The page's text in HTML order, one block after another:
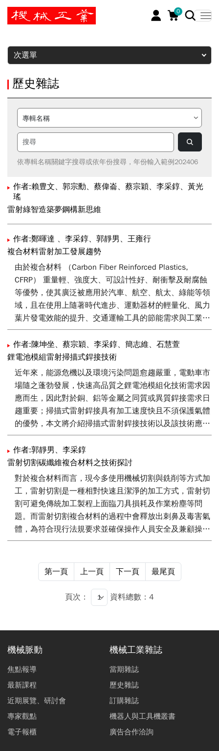
0
暫停
次選單
歷史雜誌
依專輯名稱關鍵字搜尋或依年份搜尋，年份輸入範例202406
作者:賴豊文、郭宗勳、蔡偉崙、蔡宗穎、李采錞、黃光
瑤
雷射綠智造築夢鋼構新思維
作者:鄭暉達 、李采錞、郭靜男、王雍行
複合材料雷射加工發展趨勢
由於複合材料 （Carbon Fiber Reinforced Plastics,
CFRP） 重量輕、強度大、可設計性好、耐衝擊及耐腐蝕
等優勢，使其廣泛被應用於汽車、航空、航太、綠能等領
域，且在使用上隨著時代進步、運動器材的輕量化、風力
葉片發電效能的提升、交通運輸工具的節能需求與工業生
產設備大型化需求 … 等，均使複合材料結構件朝向大型
化與輕量化的趨勢。然而複材產業加工應用技術仍以傳統
接觸式刀具加工為主，其中刀具嚴重的磨耗問題及加工參
數沒有辦法有效調整的情況下，加工品質容易出現問題，
使得廠商常面臨高成本、低良率的問題。近年來，雷射的
興起帶來非接觸式加工的熱潮，亦同時為複合材料加工帶
來新的發展。透過非接觸式雷射加工玻璃纖維複合材料，
可避免接觸式鑽削加工對於材料之脫層影響達到降低粉塵
之功效。而材料吸收率對於雷射加工的品質具有很關鍵的
影響，針對玻璃纖維材料使用波長 10640 nm是較為適合
的波段，但其光路傳遞無法像光纖雷射般便捷，需另外加
Aided Design/Computer Aided Manufacturing） 路徑規
劃，進行大尺寸三維切割應用，例如運動器材管件切割、
車體殼件切割等應用。本文將針對複合材料雷射切割技
術、技術發展趨勢進行介紹。
作者:陳坤坐、蔡宗穎、李采錞、簡志維、石慧萱
鋰電池模組雷射掃描式銲接技術
近年來，能源危機以及環境污染問題愈趨嚴重，電動車市
場隨之蓬勃發展，快速高品質之鋰電池模組化技術需求因
應而生，因此對於銅、鋁等金屬之同質或異質銲接需求日
趨重要；掃描式雷射銲接具有加工速度快且不須保護氣體
的優勢，本文將介紹掃描式雷射銲接技術以及該技術應用
於鋰電池模組化之結果，並於文末介紹本技術已開發完成
量產型設備並成功導入量產。
作者:郭靜男、李采錞
雷射切割碳纖維複合材料之技術探討
對於複合材料而言，現今多使用機械切割與銑削等方式加
工，雷射切割是一種相對快速且潔淨的加工方式，雷射切
割可避免傳統加工製程上面臨刀具損耗及作業粉塵等問
題。而雷射切割複合材料的過程中會釋放出刺鼻及毒害氣
體，為符合現行法規要求並確保操作人員安全及兼顧操作
環境保護需求，針對有害性氣體衍生狀況，建置三重安全
程，雷射加工具備更低加工成本、更高加工效率與更低粉
塵汙染之特性，本文將針對複合材料雷射切割製程技術進
第一頁 上一頁 下一頁 最尾頁
頁次： 資料總數：4
機械脈動
焦點報導
最新課程
近期展覽、研討會
專家觀點
電子報櫃
機械工業雜誌
當期雜誌
歷史雜誌
訂購雜誌
機器人與工具機叢書
廣告合作洽詢